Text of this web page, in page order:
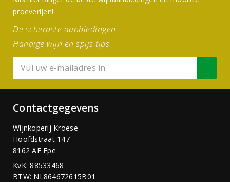
proeverijen!
De scherpste aanbiedingen
Handige wijn en spijs tips
Contactgegevens
Wijnkoperij Kroese
Hoofdstraat 147
8162 AE Epe
KvK: 88533468
BTW: NL864672615B01